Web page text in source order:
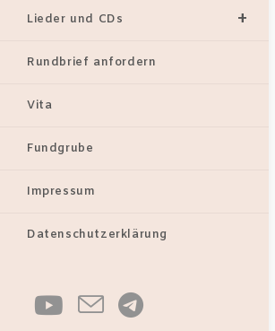
Lieder und CDs
Rundbrief anfordern
Vita
Fundgrube
Impressum
Datenschutzerklärung